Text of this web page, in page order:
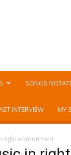
SONGS
INTERVIEW MY
right environment